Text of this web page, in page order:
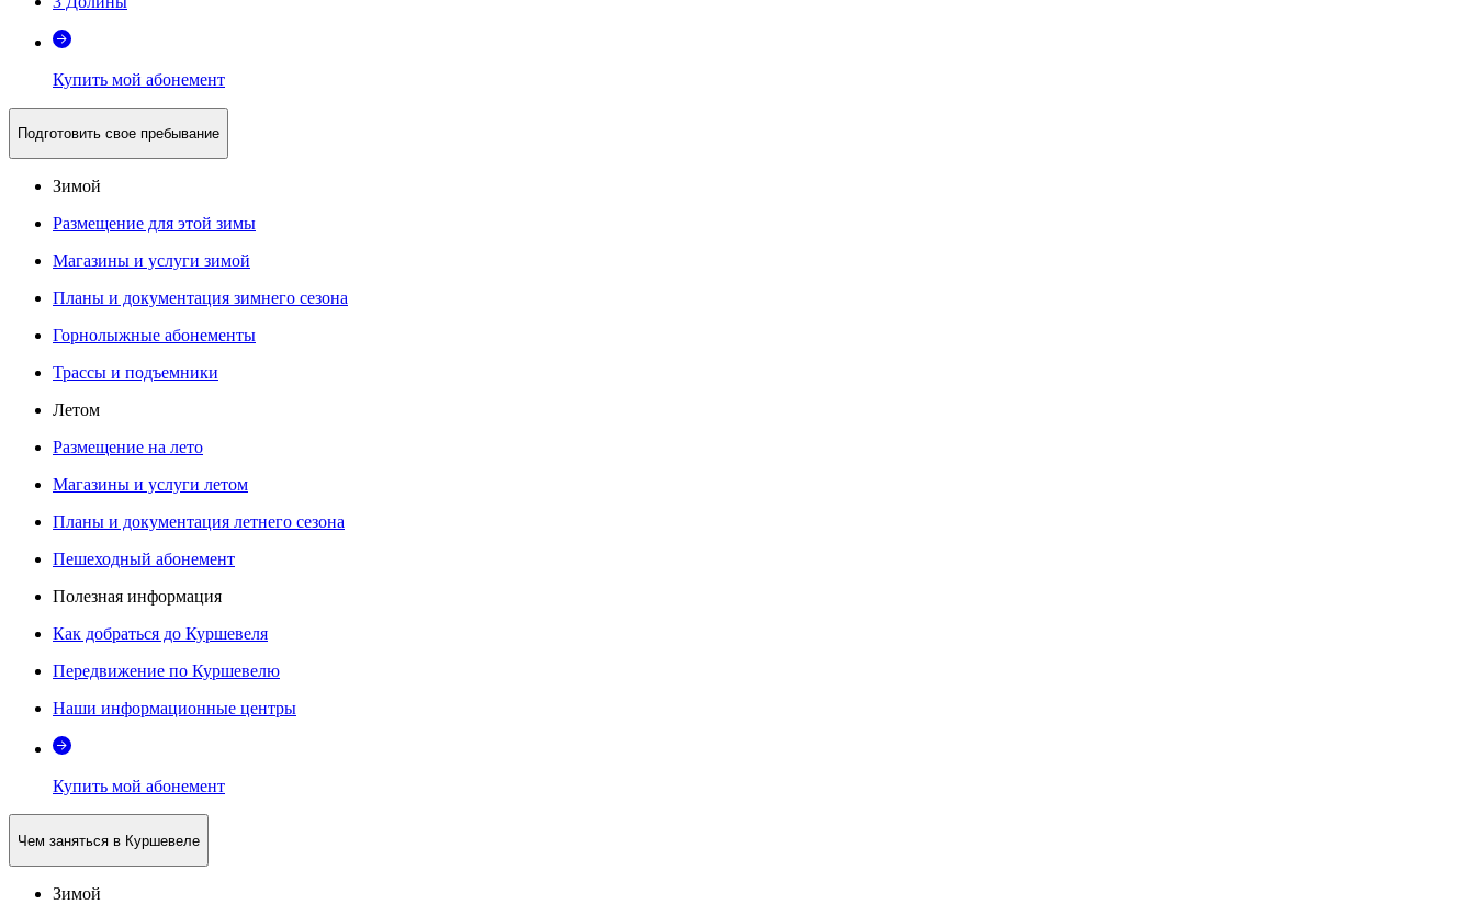
Купить мой абонемент
Подготовить свое пребывание
Зимой
Размещение для этой зимы
Магазины и услуги зимой
Планы и документация зимнего сезона
Горнолыжные абонементы
Трассы и подъемники
Летом
Размещение на лето
Магазины и услуги летом
Планы и документация летнего сезона
Пешеходный абонемент
Полезная информация
Как добраться до Куршевеля
Передвижение по Куршевелю
Наши информационные центры
Купить мой абонемент
Чем заняться в Куршевеле
Зимой